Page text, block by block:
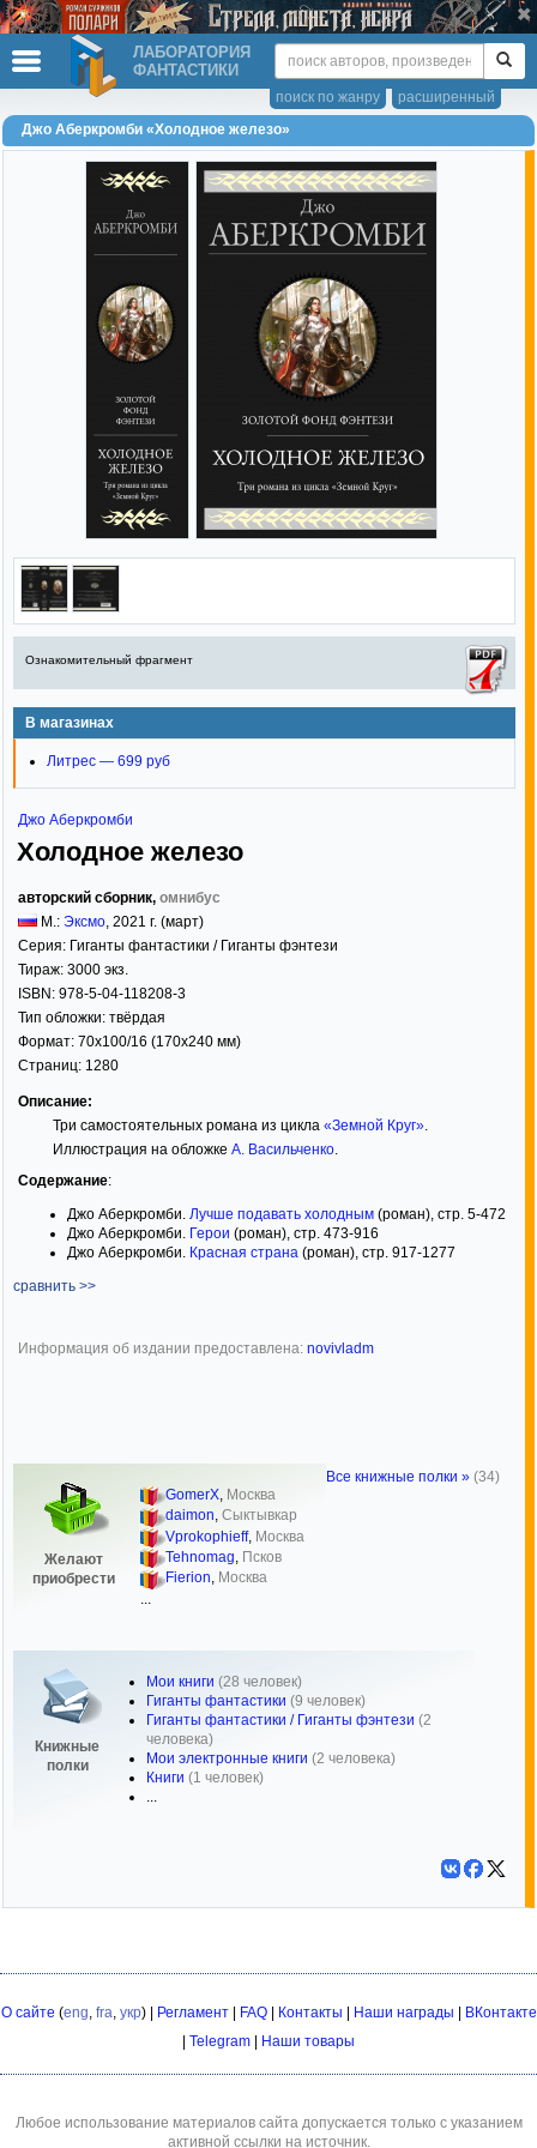
ЛАБОРАТОРИЯ
ФАНТАСТИКИ
расширенный
поиск по жанру
Джо Аберкромби «Холодное железо»
Ознакомительный фрагмент
В магазинах
Литрес — 699 руб
Джо Аберкромби
Холодное железо
авторский сборник, омнибус
М.: Эксмо 2021 г. (март)
Серия: Гиганты фантастики / Гиганты фэнтези
Тираж: 3000 экз.
ISBN: 978-5-04-118208-3
Тип обложки: твёрдая
Формат: 70x100/16 (170x240 мм)
Страниц: 1280
Описание:
Три самостоятельных романа из цикла «Земной Круг».
Иллюстрация на обложке А. Васильченко.
Содержание:
Джо Аберкромби. Лучше подавать холодным (роман), стр. 5-472
Джо Аберкромби. Герои (роман), стр. 473-916
Джо Аберкромби. Красная страна (роман), стр. 917-1277
сравнить >>
Информация об издании предоставлена: novivladm
Желают
приобрести
GomerX, Москва
daimon, Сыктывкар
Vprokophieff, Москва
Tehnomag, Псков
Fierion, Москва
Книжные
полки
Мои книги (28 человек)
Гиганты фантастики (9 человек)
Гиганты фантастики / Гиганты фэнтези (2
человека)
Мои электронные книги (2 человека)
Книги (1 человек)
...
Все книжные полки » (34)
О сайте (eng, fra, укр) | Регламент| FAQ| Контакты Наши награды
ВКонтакте
Telegram Наши товары
Любое использование материалов сайта допускается только с указанием
активной ссылки на источник.